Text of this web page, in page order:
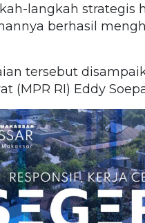
langkah strategis
berhasil
tersebut
(MPR RI) Eddy